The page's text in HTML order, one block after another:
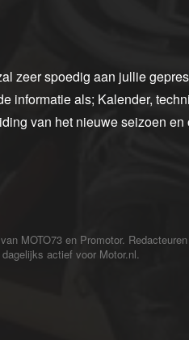
zeer spoedig aan jullie
informatie als; Kalender,
van het nieuwe seizoen en
MOTO73 en Promotor.
actief voor Motor.nl.